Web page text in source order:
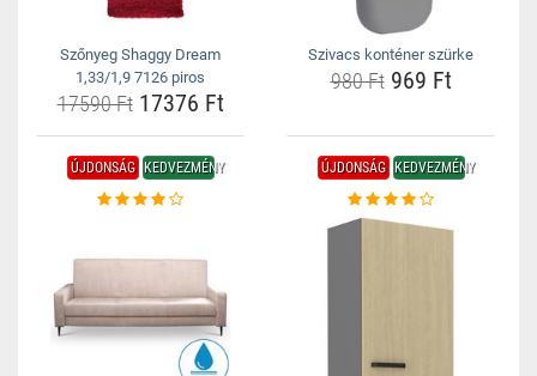
Szőnyeg Shaggy Dream
1,33/1,9 7126 piros
17590 Ft17376 Ft
Szivacs konténer szürke
980 Ft969 Ft
ÚJDONSÁG KEDVEZMÉNY ÚJDONSÁG KEDVEZMÉNY